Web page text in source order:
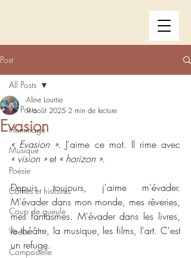
Post
All Posts
Hommage
Musique
Poésie
Contes et histoires
Coup de gueule
Voeux
Compostelle
All Posts
Evasion
Aline Lourtie
9 août 2025 2 min de lecture
« Evasion »
« vision » et « horizon ».
Depuis toujours, j'aime m'évader.
M'évader dans mon monde, mes rêveries,
mes fantasmes. M'évader dans les livres,
le théâtre, la musique, les films, l'art. C'est
un refuge.